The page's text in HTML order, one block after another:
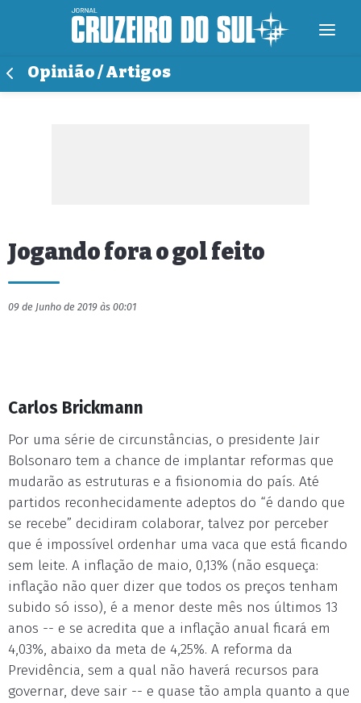
Opinião / Artigos
Jogando fora o gol feito
09 de Junho de 2019 às 00:01
Carlos Brickmann
Por uma série de circunstâncias, o presidente Jair
Bolsonaro tem a chance de implantar reformas que
mudarão as estruturas e a fisionomia do país. Até
partidos reconhecidamente adeptos do “é dando que
se recebe” decidiram colaborar, talvez por perceber
que é impossível ordenhar uma vaca que está ficando
sem leite. A inflação de maio, 0,13% (não esqueça:
inflação não quer dizer que todos os preços tenham
subido só isso), é a menor deste mês nos últimos 13
anos -- e se acredita que a inflação anual ficará em
4,03%, abaixo da meta de 4,25%. A reforma da
Previdência, sem a qual não haverá recursos para
governar, deve sair -- e quase tão ampla quanto a que